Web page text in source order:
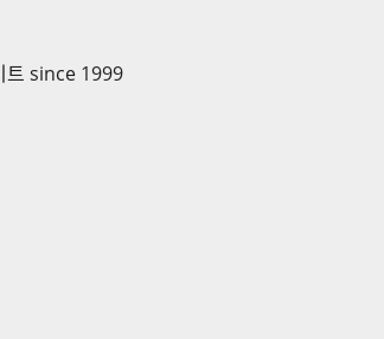
트 since 1999